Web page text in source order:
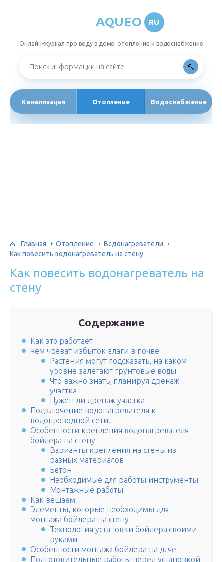
AQUEO RU
Онлайн-журнал про воду в доме: отопление и водоснабжение
Канализация Отопление Водоснабжение
Главная Отопление
Водонагреватели
Как повесить водонагреватель на стену
Как повесить водонагреватель на
стену
Содержание
Как это работает
Чем чреват избыток влаги в почве
Растения могут подсказать, на каком
уровне залегают грунтовые воды
Что важно знать, планируя дренаж
участка
Нужен ли дренаж участка
Подключение водонагревателя к
водопроводной сети.
Особенности крепления водонагревателя
бойлера на стену
Варианты крепления на стены из
разных материалов
Бетон
Необходимые для работы инструменты
Монтажные работы
Как вешаем
Элементы, которые необходимы для
монтажа бойлера на стену
Технология установки бойлера своими
руками
Особенности монтажа бойлера на даче
Подготовительные работы перед установкой